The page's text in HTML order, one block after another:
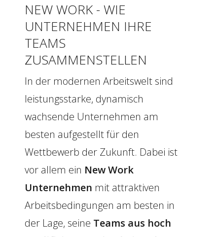
NEW WORK - WIE
UNTERNEHMEN IHRE
TEAMS
ZUSAMMENSTELLEN
In der modernen Arbeitswelt sind
leistungsstarke, dynamisch
wachsende Unternehmen am
besten aufgestellt für den
Wettbewerb der Zukunft. Dabei ist
vor allem ein New Work
Unternehmen mit attraktiven
Arbeitsbedingungen am besten in
der Lage, seine Teams aus hoch